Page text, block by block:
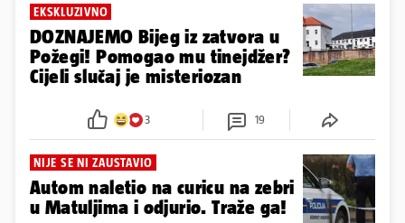
EKSKLUZIVNO
DOZNAJEMO Bijeg iz zatvora u
Požegi! Pomogao mu tinejdžer?
Cijeli slučaj je misteriozan
3 19
NIJE SE NI ZAUSTAVIO
Autom naletio na curicu na zebri
u Matuljima i odjurio. Traže ga!